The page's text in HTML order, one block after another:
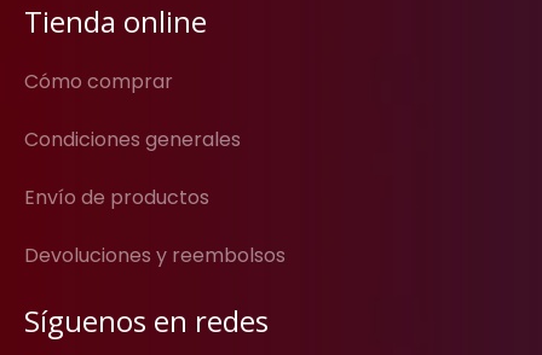
Tienda online
Cómo comprar
Condiciones generales
Envío de productos
Devoluciones y reembolsos
Síguenos en redes